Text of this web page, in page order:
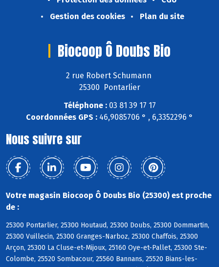
Gestion des cookies
Plan du site
Biocoop Ô Doubs Bio
2 rue Robert Schumann
25300 Pontarlier
Téléphone :03 81 39 17 17
Coordonnées GPS : 46,9085706 ° , 6,3352296 °
Nous suivre sur
Votre magasin Biocoop Ô Doubs Bio (25300) est proche
de :
25300 Pontarlier, 25300 Houtaud, 25300 Doubs, 25300 Dommartin,
25300 Vuillecin, 25300 Granges-Narboz, 25300 Chaffois, 25300
Arçon, 25300 La Cluse-et-Mijoux, 25160 Oye-et-Pallet, 25300 Ste-
Colombe, 25520 Sombacour, 25560 Bannans, 25520 Bians-les-